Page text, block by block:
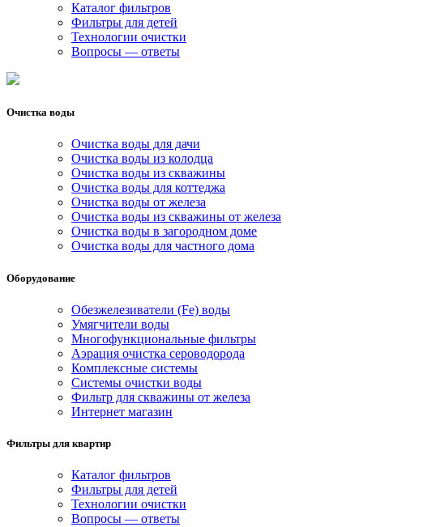
Каталог фильтров
Фильтры для детей
Технологии очистки
Вопросы — ответы
Очистка воды
Очистка воды для дачи
Очистка воды из колодца
Очистка воды из скважины
Очистка воды для коттеджа
Очистка воды от железа
Очистка воды из скважины от железа
Очистка воды в загородном доме
Очистка воды для частного дома
Оборудование
Обезжелезиватели (Fe) воды
Умягчители воды
Многофункциональные фильтры
Аэрация очистка сероводорода
Комплексные системы
Системы очистки воды
Фильтр для скважины от железа
Интернет магазин
Фильтры для квартир
Каталог фильтров
Фильтры для детей
Технологии очистки
Вопросы — ответы